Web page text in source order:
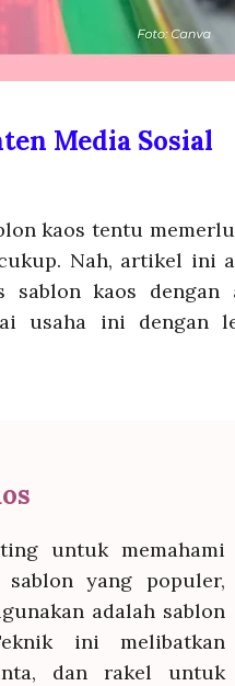
Media Sosial
kaos tentu
Nah, artikel ini
sablon kaos dengan
usaha ini dengan
untuk memahami
yang populer,
adalah sablon
ini melibatkan
dan rakel untuk